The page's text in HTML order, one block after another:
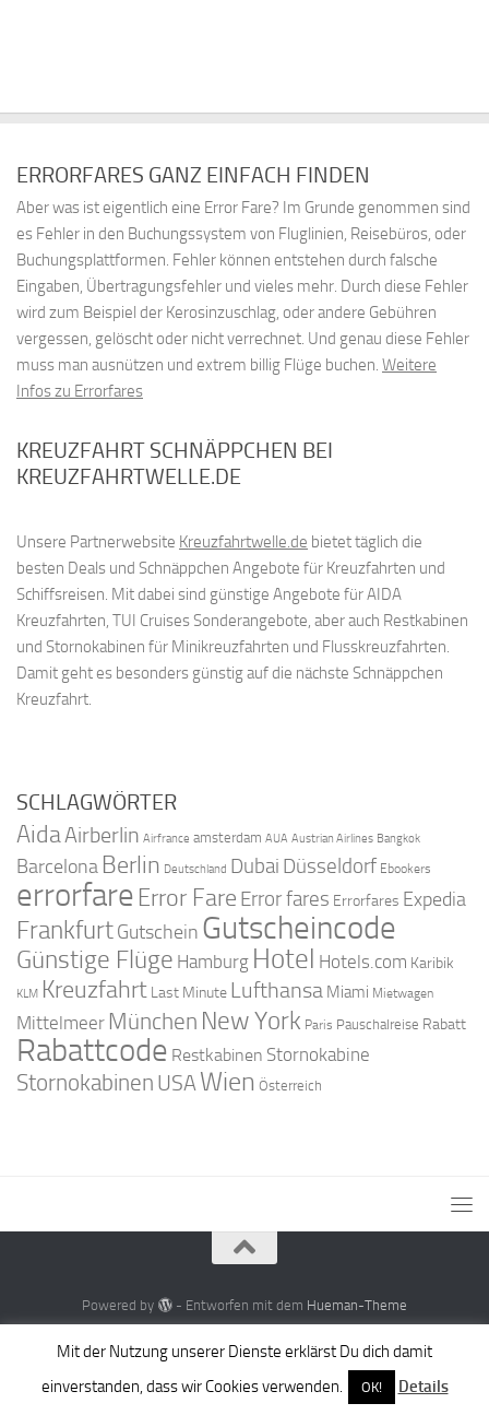
ERRORFARES GANZ EINFACH FINDEN
Aber was ist eigentlich eine Error Fare? Im Grunde genommen sind
es Fehler in den Buchungssystem von Fluglinien, Reisebüros, oder
Buchungsplattformen. Fehler können entstehen durch falsche
Eingaben, Übertragungsfehler und vieles mehr. Durch diese Fehler
wird zum Beispiel der Kerosinzuschlag, oder andere Gebühren
vergessen, gelöscht oder nicht verrechnet. Und genau diese Fehler
muss man ausnützen und extrem billig Flüge buchen. Weitere
Infos zu Errorfares
KREUZFAHRT SCHNÄPPCHEN BEI
KREUZFAHRTWELLE.DE
Unsere Partnerwebsite Kreuzfahrtwelle.de bietet täglich die
besten Deals und Schnäppchen Angebote für Kreuzfahrten und
Schiffsreisen. Mit dabei sind günstige Angebote für AIDA
Kreuzfahrten, TUI Cruises Sonderangebote, aber auch Restkabinen
und Stornokabinen für Minikreuzfahrten und Flusskreuzfahrten.
Damit geht es besonders günstig auf die nächste Schnäppchen
Kreuzfahrt.
SCHLAGWÖRTER
AidaAirberlin Airfrance amsterdam AUA Austrian Airlines Bangkok
Barcelona Berlin Deutschland Dubai Düsseldorf Ebookers
errorfare Error Fare Error fares Errorfares Expedia
FrankfurtGutschein Gutscheincode
Günstige Flüge Hamburg Hotel Hotels.com Karibik
KLM Kreuzfahrt Last Minute Lufthansa Miami Mietwagen
Mittelmeer München New York Paris Pauschalreise Rabatt
Rabattcode Restkabinen Stornokabine
Stornokabinen USAWien Österreich
Powered by - Entworfen mit dem Hueman-Theme
Mit der Nutzung unserer Dienste erklärst Du dich damit
einverstanden, dass wir Cookies verwenden.
OK! Details